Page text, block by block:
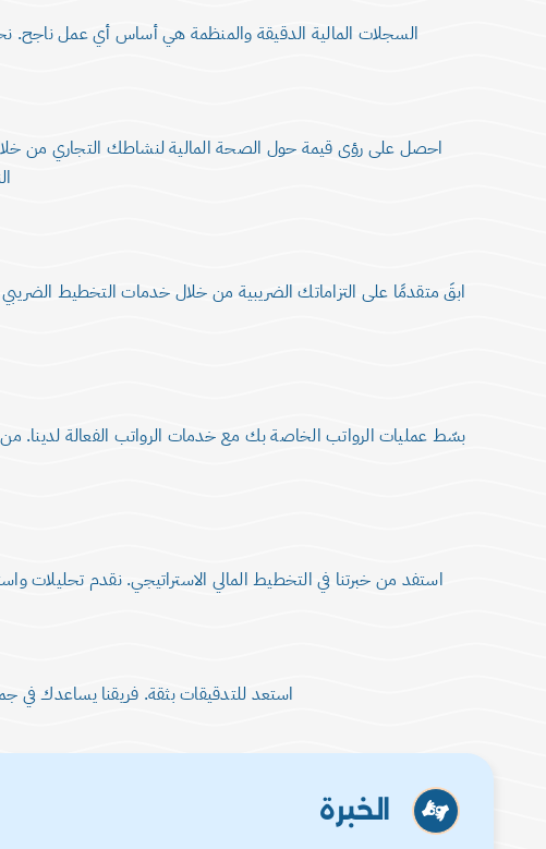
السجلات المالية الدقيقة والمنظمة هي أساس أي عمل ناجح.
احصل على رؤى قيمة حول الصحة المالية لنشاطك التجاري من خلال
ابقَ متقدمًا على التزاماتك الضريبية من خلال خدمات التخطيط
بسّط عمليات الرواتب الخاصة بك مع خدمات الرواتب الفعالة لدينا.
استفد من خبرتنا في التخطيط المالي الاستراتيجي. نقدم تحليلات
استعد للتدقيقات بثقة. فريقنا يساعدك في
الخبرة